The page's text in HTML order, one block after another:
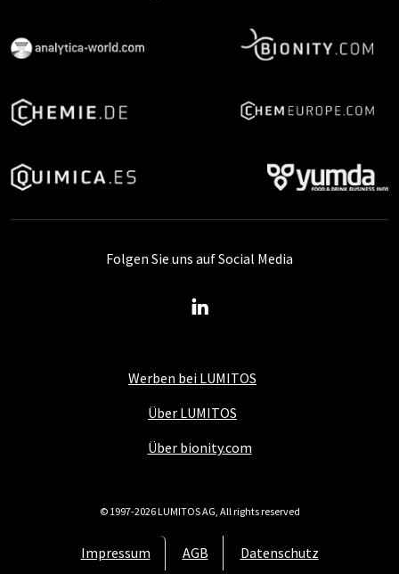
Werben bei LUMITOS
Über LUMITOS
Über bionity.com
Impressum AGB Datenschutz
Folgen Sie uns auf Social Media
© 1997-2026 LUMITOS AG, All rights reserved